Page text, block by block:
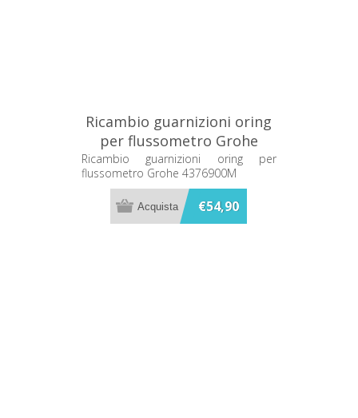
Ricambio guarnizioni oring
per flussometro Grohe
4376900M
Ricambio guarnizioni oring per
flussometro Grohe 4376900M
€54,90